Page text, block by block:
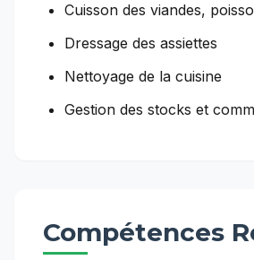
Cuisson des viandes,
Dressage des assiettes
Nettoyage de la cuisine
Gestion des stocks et
Compétences